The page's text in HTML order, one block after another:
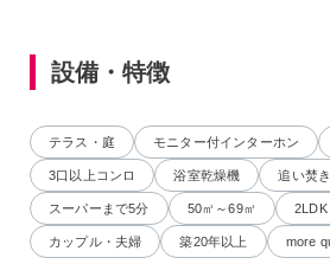
設備・特徴
テラス・庭 モニター付インターホン
3口以上コンロ 浴室乾燥機 追い焚き
スーパーまで5分 50㎡～69㎡ 2LDK
カップル・夫婦 築20年以上 more